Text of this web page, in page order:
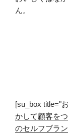
ん。
[su_box title="
かして顧客を
のセルフブラ